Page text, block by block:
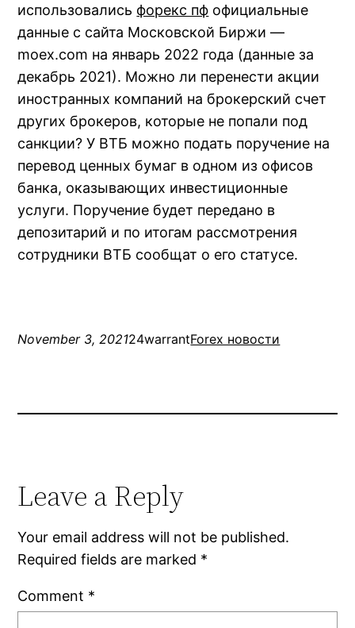
использовались форекс пф официальные
данные с сайта Московской Биржи —
moex.com на январь 2022 года (данные за
декабрь 2021). Можно ли перенести акции
иностранных компаний на брокерский счет
других брокеров, которые не попали под
санкции? У ВТБ можно подать поручение на
перевод ценных бумаг в одном из офисов
банка, оказывающих инвестиционные
услуги. Поручение будет передано в
депозитарий и по итогам рассмотрения
сотрудники ВТБ сообщат о его статусе.
November 3, 202124warrantForex новости
Leave a Reply
Your email address will not be published.
Required fields are marked *
Comment *